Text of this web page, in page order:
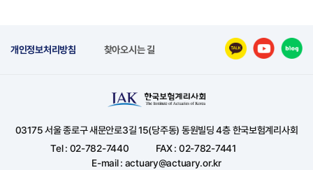
개인정보처리방침 찾아오시는 길
03175 서울 종로구 새문안로3길 15(당주동) 동원빌딩 4층 한국보험계리사회
Tel : 02-782-7440
FAX : 02-782-7441
E-mail : actuary@actuary.or.kr